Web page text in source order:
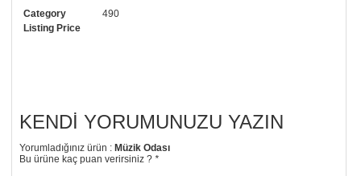
Category
Listing Price
490
KENDI YORUMUNUZU YAZIN
Yorumladığınız ürün :Müzik Odası
Bu ürüne kaç puan verirsiniz ?*